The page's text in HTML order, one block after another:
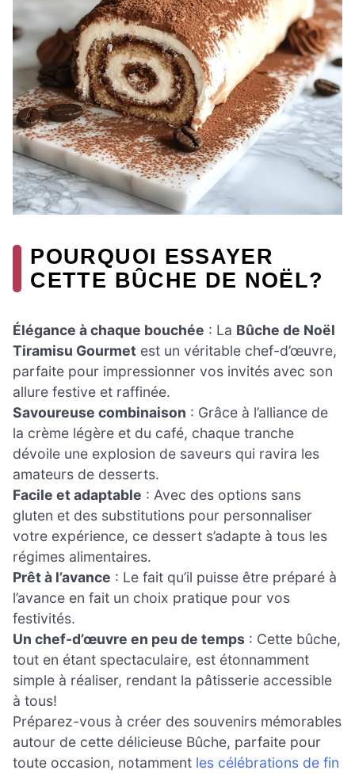
POURQUOI ESSAYER
CETTE BÛCHE DE NOËL?
Élégance à chaque bouchée : La Bûche de Noël
Tiramisu Gourmet est un véritable chef-d’œuvre,
parfaite pour impressionner vos invités avec son
allure festive et raffinée.
Savoureuse combinaison : Grâce à l’alliance de
la crème légère et du café, chaque tranche
dévoile une explosion de saveurs qui ravira les
amateurs de desserts.
Facile et adaptable : Avec des options sans
gluten et des substitutions pour personnaliser
votre expérience, ce dessert s’adapte à tous les
régimes alimentaires.
Prêt à l’avance : Le fait qu’il puisse être préparé à
l’avance en fait un choix pratique pour vos
festivités.
Un chef-d’œuvre en peu de temps : Cette bûche,
tout en étant spectaculaire, est étonnamment
simple à réaliser, rendant la pâtisserie accessible
à tous!
Préparez-vous à créer des souvenirs mémorables
autour de cette délicieuse Bûche, parfaite pour
toute occasion, notamment les célébrations de fin